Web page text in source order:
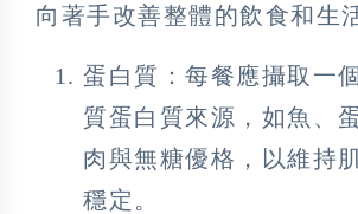
向著手改善整體的飲食和生
蛋白質：每餐應攝取一
質蛋白質來源，如魚、
肉與無糖優格，以維持
穩定。